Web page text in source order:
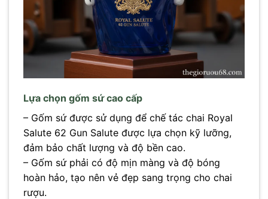
Lựa chọn gốm sứ cao cấp
– Gốm sứ được sử dụng để chế tác chai Royal
Salute 62 Gun Salute được lựa chọn kỹ lưỡng,
đảm bảo chất lượng và độ bền cao.
– Gốm sứ phải có độ mịn màng và độ bóng
hoàn hảo, tạo nên vẻ đẹp sang trọng cho chai
rượu.